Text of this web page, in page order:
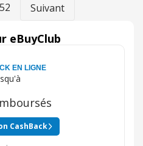
sur ce site en plus
vendront-ils des
52 Suivant
eBuyClub
EN LIGNE
CashBack